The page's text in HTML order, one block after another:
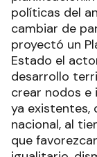
políticas del
cambiar de
proyectó un
Estado el
desarrollo
crear nodos e
ya existentes,
nacional, al
que